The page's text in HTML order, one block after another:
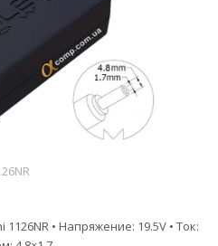
• Напряжение: 19.5V • Ток: